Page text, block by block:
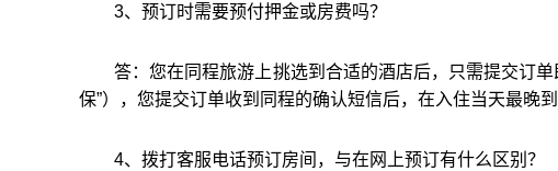
3、预订时需要预付押金或房费吗？
答：您在同程旅游上挑选到合适的酒店后，只需提交订
保”），您提交订单收到同程的确认短信后，在入住当天最晚
4、拨打客服电话预订房间，与在网上预订有什么区别？